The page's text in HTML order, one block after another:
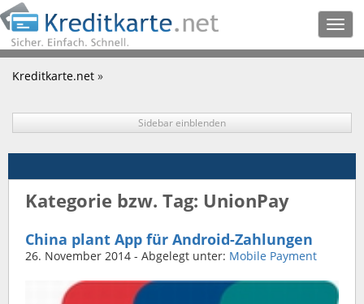
Kreditkarte.net »
Sidebar einblenden
Kategorie bzw. Tag: UnionPay
China plant App für Android-Zahlungen
26. November 2014 - Abgelegt unter: Mobile Payment